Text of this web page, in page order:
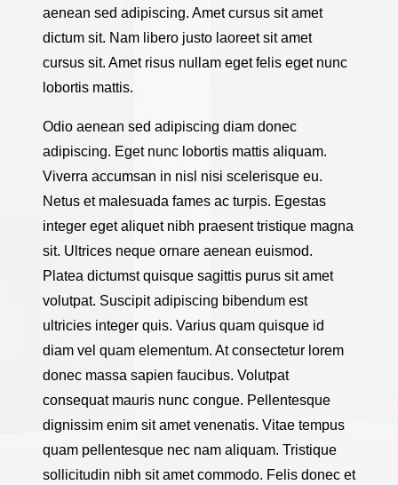
aenean sed adipiscing. Amet cursus sit amet
dictum sit. Nam libero justo laoreet sit amet
cursus sit. Amet risus nullam eget felis eget nunc
lobortis mattis.
Odio aenean sed adipiscing diam donec
adipiscing. Eget nunc lobortis mattis aliquam.
Viverra accumsan in nisl nisi scelerisque eu.
Netus et malesuada fames ac turpis. Egestas
integer eget aliquet nibh praesent tristique magna
sit. Ultrices neque ornare aenean euismod.
Platea dictumst quisque sagittis purus sit amet
volutpat. Suscipit adipiscing bibendum est
ultricies integer quis. Varius quam quisque id
diam vel quam elementum. At consectetur lorem
donec massa sapien faucibus. Volutpat
consequat mauris nunc congue. Pellentesque
dignissim enim sit amet venenatis. Vitae tempus
quam pellentesque nec nam aliquam. Tristique
sollicitudin nibh sit amet commodo. Felis donec et